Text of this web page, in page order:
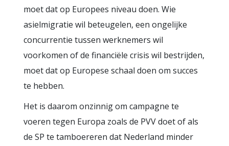
moet dat op Europees niveau doen. Wie
asielmigratie wil beteugelen, een ongelijke
concurrentie tussen werknemers wil
voorkomen of de financiële crisis wil bestrijden,
moet dat op Europese schaal doen om succes
te hebben.
Het is daarom onzinnig om campagne te
voeren tegen Europa zoals de PVV doet of als
de SP te tamboereren dat Nederland minder